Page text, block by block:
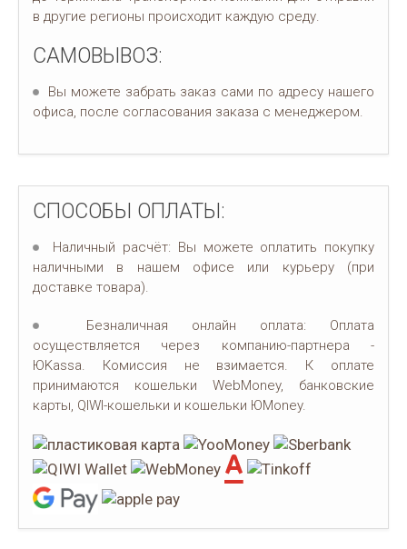
в другие регионы происходит каждую среду.
САМОВЫВОЗ:
Вы можете забрать заказ сами по адресу нашего
офиса, после согласования заказа с менеджером.
СПОСОБЫ ОПЛАТЫ:
Наличный расчёт: Вы можете оплатить покупку
наличными в нашем офисе или курьеру (при
доставке товара).
Безналичная онлайн оплата: Оплата
осуществляется через компанию-партнера -
ЮKassa. Комиссия не взимается. К оплате
принимаются кошельки WebMoney, банковские
карты, QIWI-кошельки и кошельки ЮMoney.